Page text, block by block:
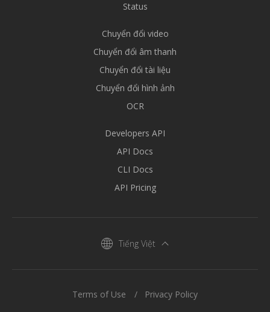
Status
Chuyển đổi video
Chuyển đổi âm thanh
Chuyển đổi tài liệu
Chuyển đổi hình ảnh
OCR
Developers API
API Docs
CLI Docs
API Pricing
Tiếng Việt
Terms of Use Privacy Policy